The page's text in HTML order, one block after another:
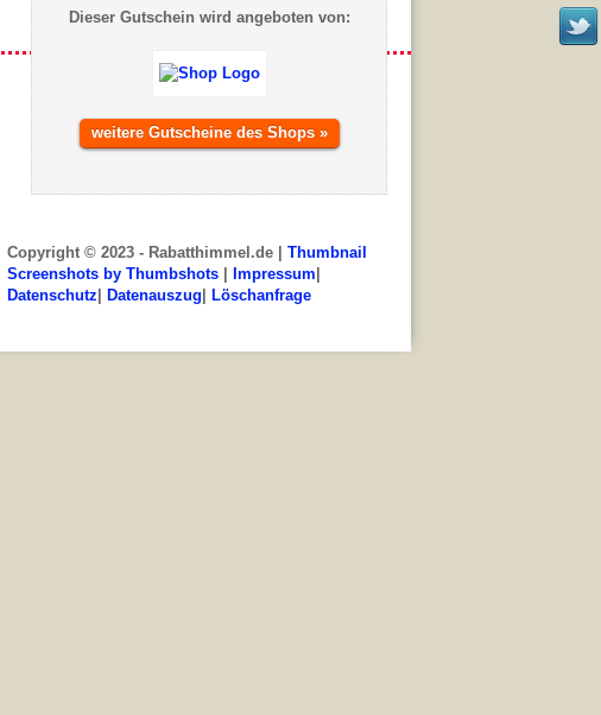
Dieser Gutschein wird angeboten von:
weitere Gutscheine des Shops »
Copyright © 2023 - Rabatthimmel.de | Thumbnail
Screenshots by Thumbshots
Impressum
Datenschutz
Datenauszug Löschanfrage